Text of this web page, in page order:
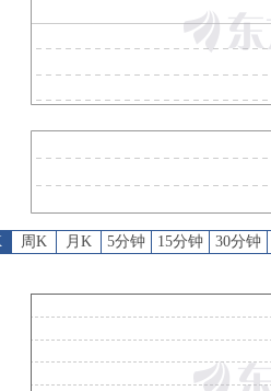
周K 月K 5分钟 15分钟 30分钟